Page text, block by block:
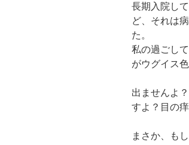
長期入院し
ど、それは
た。
私の過ごし
がウグイス
出ませんよ
すよ？目の
まさか、も